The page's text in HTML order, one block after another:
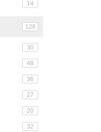
14
126
30
48
36
27
20
32